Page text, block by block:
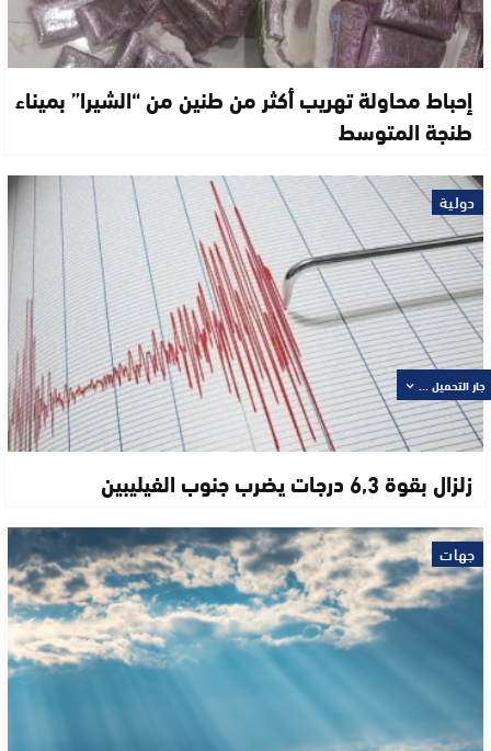
إحباط محاولة تهريب أكثر من طنين من “الشيرا” بميناء
طنجة المتوسط
دولية
زلزال بقوة 6,3 درجات يضرب جنوب الفيليبين
جهات
جار التحميل ...